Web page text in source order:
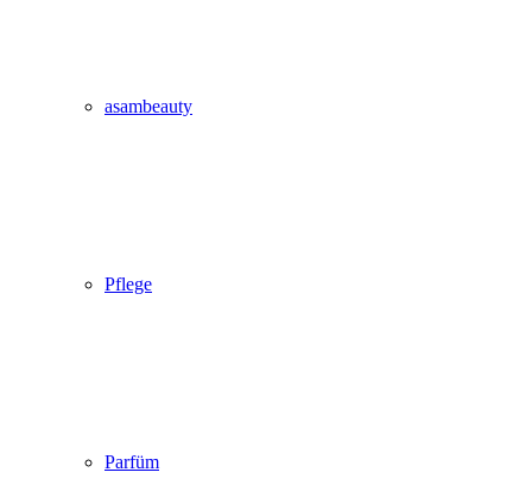
asambeauty
Pflege
Parfüm